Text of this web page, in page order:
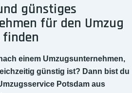
günstiges
für den Umzug
einem Umzugsunternehmen,
günstig ist? Dann bist du
Potsdam aus